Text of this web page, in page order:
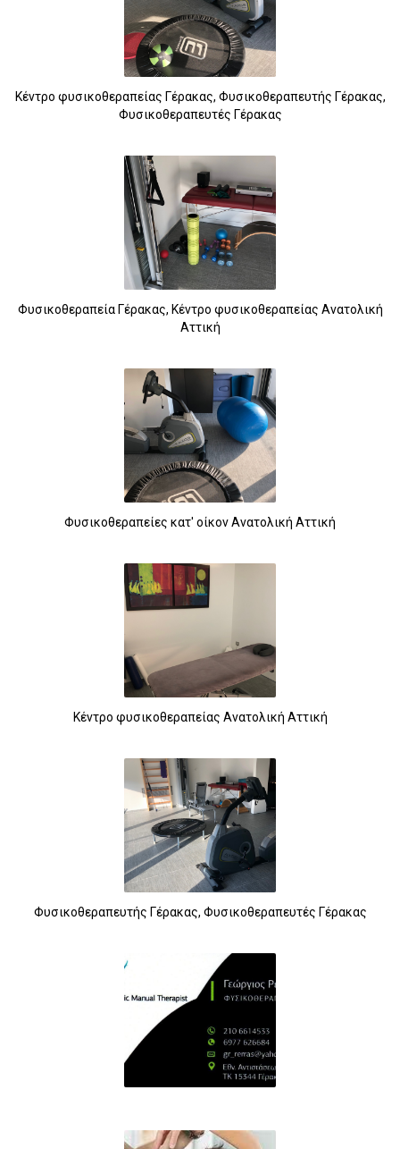
Κέντρο φυσικοθεραπείας Γέρακας, Φυσικοθεραπευτής Γέρακας,
Φυσικοθεραπευτές Γέρακας
Φυσικοθεραπεία Γέρακας, Κέντρο φυσικοθεραπείας Ανατολική
Αττική
Φυσικοθεραπείες κατ' οίκον Ανατολική Αττική
Κέντρο φυσικοθεραπείας Ανατολική Αττική
Φυσικοθεραπευτής Γέρακας, Φυσικοθεραπευτές Γέρακας